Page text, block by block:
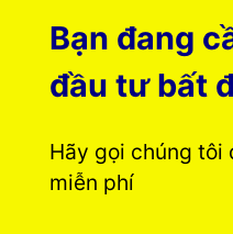
Bạn đang
đầu tư bất
Hãy gọi chúng tôi
miễn phí